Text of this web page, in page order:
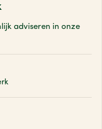
adviseren in onze